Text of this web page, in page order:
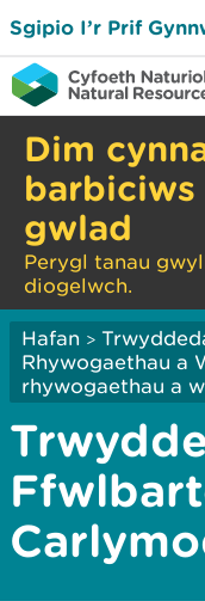
Sgipio I’r Prif
Dim
barbiciws
gwlad
Perygl tanau
diogelwch.
Hafan >
Rhywogaethau a
rhywogaethau a